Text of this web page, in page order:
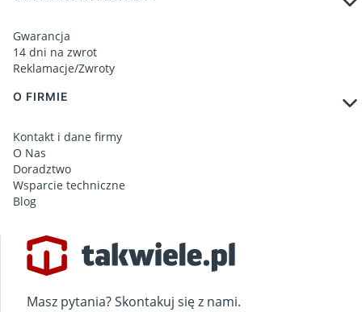
Gwarancja
14 dni na zwrot
Reklamacje/Zwroty
O FIRMIE
Kontakt i dane firmy
O Nas
Doradztwo
Wsparcie techniczne
Blog
Masz pytania? Skontakuj się z nami.